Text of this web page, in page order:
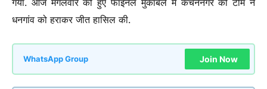
गया. आज मंगलवार को हुए फाइनल मुकाबले में कंचननगर की टीम ने
धनगांव को हराकर जीत हासिल की.
WhatsApp Group Join Now